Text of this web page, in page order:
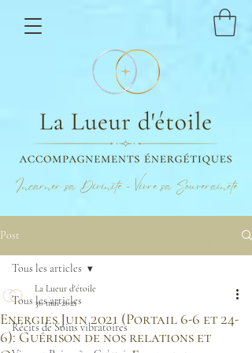
Incarner sa Divinité - Vivre sa Souveraineté
Post
Tous les articles
Récits de Soins vibratoires
Tous les articles
Energies Juin 2021 (Portail 6-6 et 24-
6): Guérison de nos relations et
La Lueur d'étoile
30 mai 2021